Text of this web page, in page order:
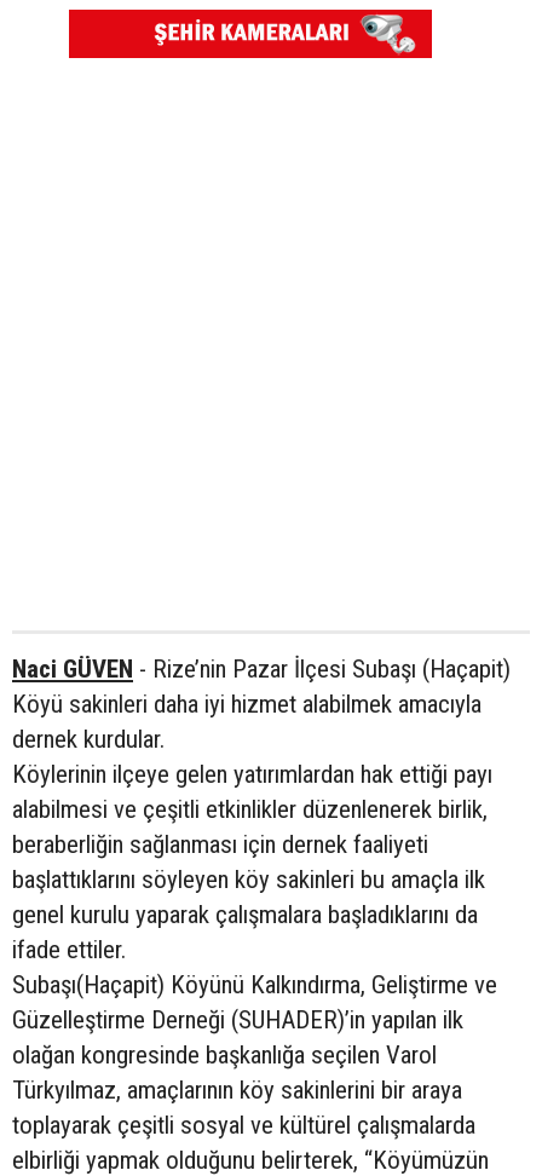
Naci GÜVEN - Rize’nin Pazar İlçesi Subaşı (Haçapit)
Köyü sakinleri daha iyi hizmet alabilmek amacıyla
dernek kurdular.
Köylerinin ilçeye gelen yatırımlardan hak ettiği payı
alabilmesi ve çeşitli etkinlikler düzenlenerek birlik,
beraberliğin sağlanması için dernek faaliyeti
başlattıklarını söyleyen köy sakinleri bu amaçla ilk
genel kurulu yaparak çalışmalara başladıklarını da
ifade ettiler.
Subaşı(Haçapit) Köyünü Kalkındırma, Geliştirme ve
Güzelleştirme Derneği (SUHADER)’in yapılan ilk
olağan kongresinde başkanlığa seçilen Varol
Türkyılmaz, amaçlarının köy sakinlerini bir araya
toplayarak çeşitli sosyal ve kültürel çalışmalarda
elbirliği yapmak olduğunu belirterek, “Köyümüzün